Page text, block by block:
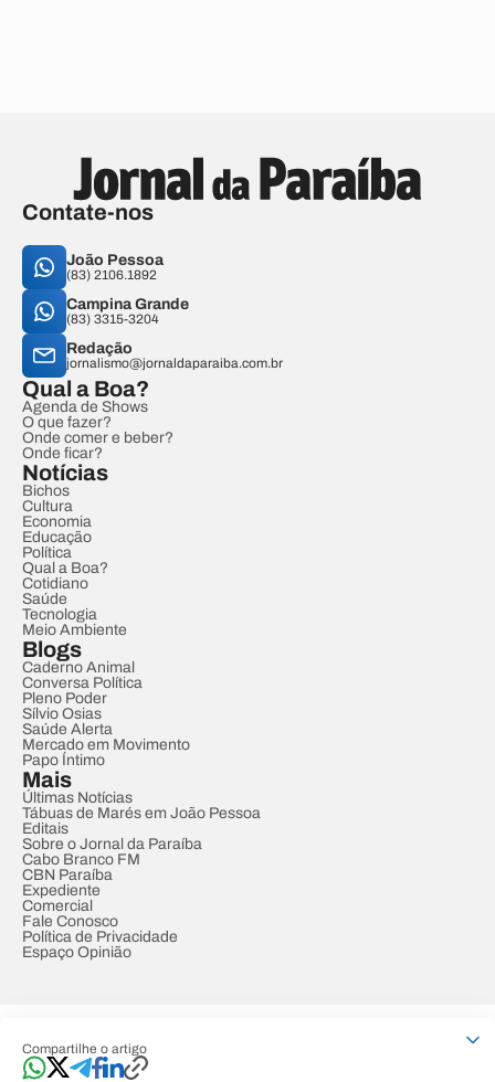
Compartilhe o artigo
Contate-nos
João Pessoa
(83) 2106.1892
Campina Grande
(83) 3315-3204
Redação
jornalismo@jornaldaparaiba.com.br
Qual a Boa?
Agenda de Shows
O que fazer?
Onde comer e beber?
Onde ficar?
Notícias
Bichos
Cultura
Economia
Educação
Política
Qual a Boa?
Cotidiano
Saúde
Tecnologia
Meio Ambiente
Blogs
Caderno Animal
Conversa Política
Pleno Poder
Sílvio Osias
Saúde Alerta
Mercado em Movimento
Papo Íntimo
Mais
Últimas Notícias
Tábuas de Marés em João Pessoa
Editais
Sobre o Jornal da Paraíba
Cabo Branco FM
CBN Paraíba
Expediente
Comercial
Fale Conosco
Política de Privacidade
Espaço Opinião
Developed by Designed by